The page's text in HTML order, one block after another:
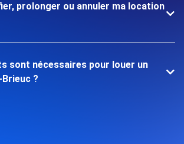
prolonger ou annuler ma location
sont nécessaires pour louer un
?